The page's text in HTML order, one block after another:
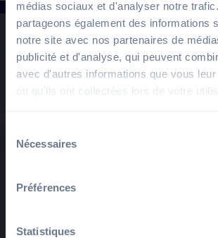
médias sociaux et d'analyser notre
partageons également des informations
notre site avec nos partenaires de
publicité et d'analyse, qui peuvent
avec d'autres informations que vous
ou qu'ils ont collectées lors de votre
Nécessaires
Préférences
Statistiques